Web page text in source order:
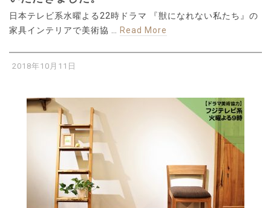
日本テレビ系水曜よる22時ドラマ 『獣になれない私たち』の
家具インテリアで美術協 …
Read More
2018年10月11日